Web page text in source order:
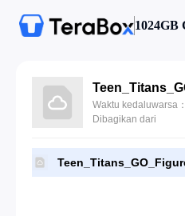
1024GB
Waktu kedaluwarsa
Dibagikan dari